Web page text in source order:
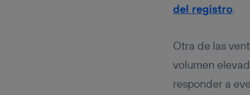
del registro.
Otra de las
volumen
responder a